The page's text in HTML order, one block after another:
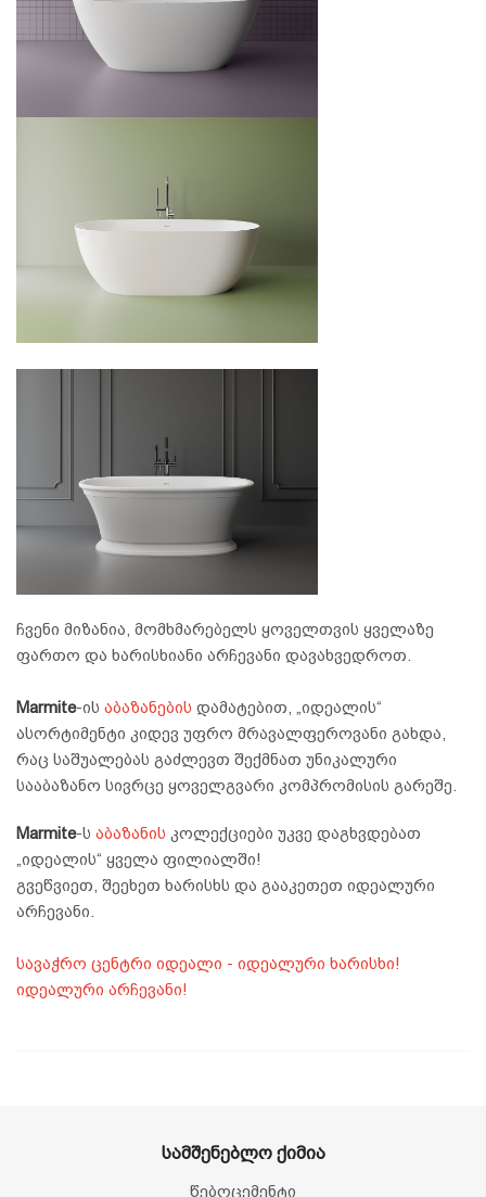
ჩვენი მიზანია, მომხმარებელს ყოველთვის ყველაზე
ფართო და ხარისხიანი არჩევანი დავახვედროთ.
Marmite-ის აბაზანების დამატებით, „იდეალის“
ასორტიმენტი კიდევ უფრო მრავალფეროვანი გახდა,
რაც საშუალებას გაძლევთ შექმნათ უნიკალური
სააბაზანო სივრცე ყოველგვარი კომპრომისის გარეშე.
Marmite-ს აბაზანის კოლექციები უკვე დაგხვდებათ
„იდეალის“ ყველა ფილიალში!
გვეწვიეთ, შეეხეთ ხარისხს და გააკეთეთ იდეალური
არჩევანი.
სავაჭრო ცენტრი იდეალი - იდეალური ხარისხი!
იდეალური არჩევანი!
სამშენებლო ქიმია
წებოცემენტი